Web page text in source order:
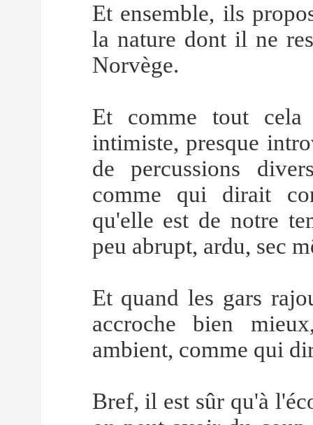
Et ensemble, ils
la nature dont il ne
Norvège.
Et comme tout
intimiste, presque
de percussions
comme qui dirait
qu'elle est de notre
peu abrupt, ardu, sec
Et quand les gars
accroche bien
ambient, comme qui
Bref, il est sûr qu'à